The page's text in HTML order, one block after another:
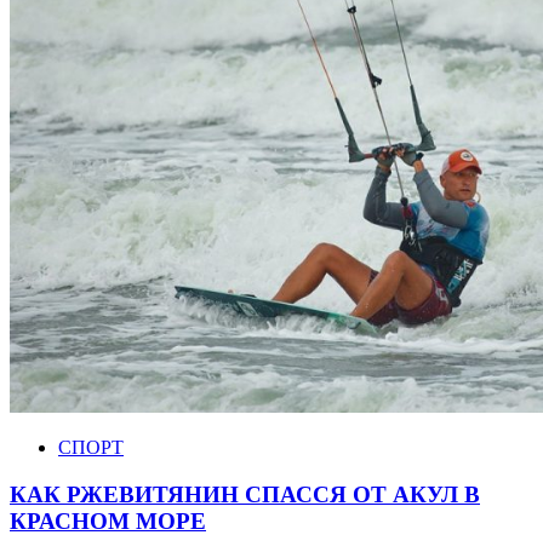
СПОРТ
КАК РЖЕВИТЯНИН СПАССЯ ОТ АКУЛ В
КРАСНОМ МОРЕ